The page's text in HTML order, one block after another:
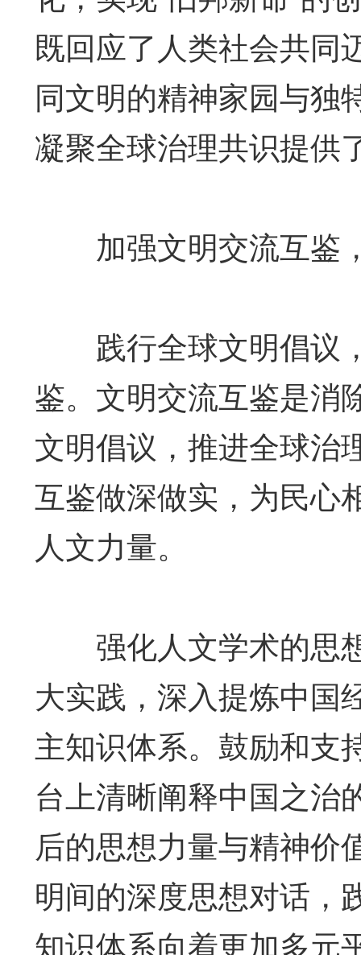
既回应了人类社会共同
同文明的精神家园与独
凝聚全球治理共识提供
加强文明交流互鉴
践行全球文明倡议
鉴。文明交流互鉴是消
文明倡议，推进全球治
互鉴做深做实，为民心
人文力量。
强化人文学术的思
大实践，深入提炼中国
主知识体系。鼓励和支
台上清晰阐释中国之治
后的思想力量与精神价
明间的深度思想对话，
知识体系向着更加多元